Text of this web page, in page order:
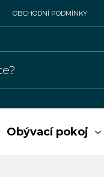
OBCHODNÍ PODMÍNKY
Obývací pokoj